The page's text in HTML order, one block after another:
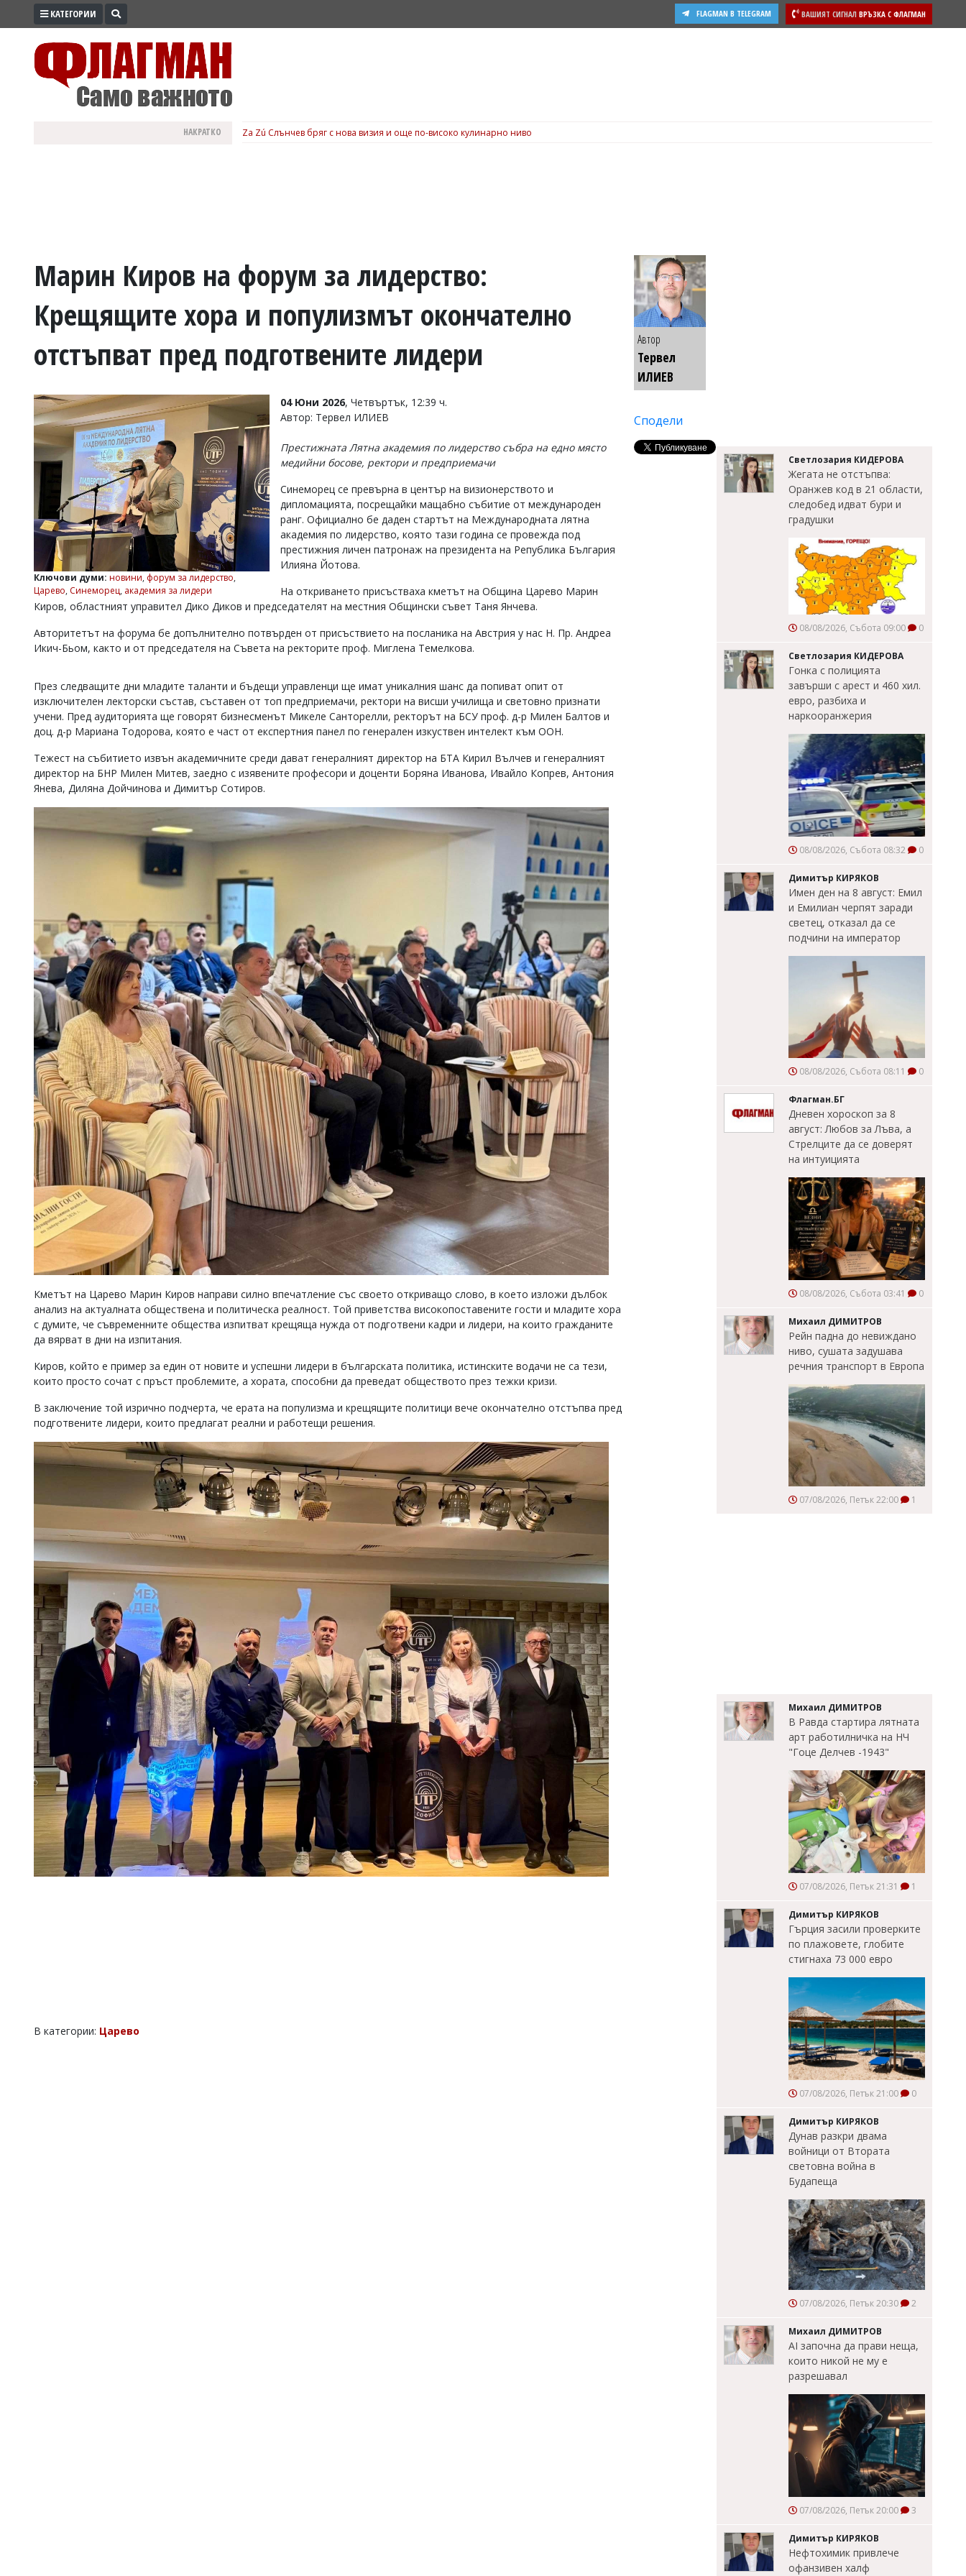
ПРОМО
ВОЙНАТА
УКРАЙНА
РАЗСЛЕДВАНЕ
БИЗНЕС
Управители:
Веселин
v.vasilev@flagman.bg
Касабова,
k.kassabova@flagman.bg
Главен
редактор:
office@flagman.bg
статиите
читателите
редакцията
сигнализирайте
КАТЕГОРИИ ВАШИЯТ СИГНАЛ ВРЪЗКА С ФЛАГМАН
FLAGMAN В TELEGRAM
НАКРАТКО Za Zú Слънчев бряг с нова визия и още по-високо кулинарно ниво
Марин Киров на форум за лидерство:
Крещящите хора и популизмът окончателно
отстъпват пред подготвените лидери
Ключови думи: новини, форум за лидерство,
Царево, Синеморец, академия за лидери
04 Юни 2026, Четвъртък, 12:39 ч.
Автор: Тервел ИЛИЕВ
Престижната Лятна академия по лидерство събра на едно място
медийни босове, ректори и предприемачи
Синеморец се превърна в център на визионерството и
дипломацията, посрещайки мащабно събитие от международен
ранг. Официално бе даден стартът на Международната лятна
академия по лидерство, която тази година се провежда под
престижния личен патронаж на президента на Република България
Илияна Йотова.
На откриването присъстваха кметът на Община Царево Марин
Киров, областният управител Дико Диков и председателят на местния Общински съвет Таня Янчева.
Авторитетът на форума бе допълнително потвърден от присъствието на посланика на Австрия у нас Н. Пр. Андреа
Икич-Бьом, както и от председателя на Съвета на ректорите проф. Миглена Темелкова.
През следващите дни младите таланти и бъдещи управленци ще имат уникалния шанс да попиват опит от
изключителен лекторски състав, съставен от топ предприемачи, ректори на висши училища и световно признати
учени. Пред аудиторията ще говорят бизнесменът Микеле Санторелли, ректорът на БСУ проф. д-р Милен Балтов и
доц. д-р Мариана Тодорова, която е част от експертния панел по генерален изкуствен интелект към ООН.
Тежест на събитието извън академичните среди дават генералният директор на БТА Кирил Вълчев и генералният
директор на БНР Милен Митев, заедно с изявените професори и доценти Боряна Иванова, Ивайло Копрев, Антония
Янева, Диляна Дойчинова и Димитър Сотиров.
Кметът на Царево Марин Киров направи силно впечатление със своето откриващо слово, в което изложи дълбок
анализ на актуалната обществена и политическа реалност. Той приветства високопоставените гости и младите хора
с думите, че съвременните общества изпитват крещяща нужда от подготвени кадри и лидери, на които гражданите
да вярват в дни на изпитания.
Киров, който е пример за един от новите и успешни лидери в българската политика, истинските водачи не са тези,
които просто сочат с пръст проблемите, а хората, способни да преведат обществото през тежки кризи.
В заключение той изрично подчерта, че ерата на популизма и крещящите политици вече окончателно отстъпва пред
подготвените лидери, които предлагат реални и работещи решения.
В категории: Царево
Автор
Тервел
ИЛИЕВ
Сподели
Светлозария КИДЕРОВА
Жегата не отстъпва:
Оранжев код в 21 области,
следобед идват бури и
градушки
08/08/2026, Събота 09:00 0
Светлозария КИДЕРОВА
Гонка с полицията
завърши с арест и 460 хил.
евро, разбиха и
наркооранжерия
08/08/2026, Събота 08:32 0
Димитър КИРЯКОВ
Имен ден на 8 август: Емил
и Емилиан черпят заради
светец, отказал да се
подчини на император
08/08/2026, Събота 08:11 0
Флагман.БГ
Дневен хороскоп за 8
август: Любов за Лъва, а
Стрелците да се доверят
на интуицията
08/08/2026, Събота 03:41 0
Михаил ДИМИТРОВ
Рейн падна до невиждано
ниво, сушата задушава
речния транспорт в Европа
07/08/2026, Петък 22:00 1
Михаил ДИМИТРОВ
В Равда стартира лятната
арт работилничка на НЧ
"Гоце Делчев -1943"
07/08/2026, Петък 21:31 1
Димитър КИРЯКОВ
Гърция засили проверките
по плажовете, глобите
стигнаха 73 000 евро
07/08/2026, Петък 21:00 0
Димитър КИРЯКОВ
Дунав разкри двама
войници от Втората
световна война в
Будапеща
07/08/2026, Петък 20:30 2
Михаил ДИМИТРОВ
AI започна да прави неща,
които никой не му е
разрешавал
07/08/2026, Петък 20:00 3
Димитър КИРЯКОВ
Нефтохимик привлече
офанзивен халф